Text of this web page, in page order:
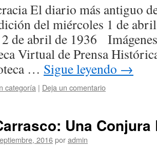
El diario más antiguo
del miércoles 1 de
2 de abril de 1936
Virtual de Prensa
… Sigue leyendo →
categoría | Deja un comentario
Una Conjura
2016poradmin